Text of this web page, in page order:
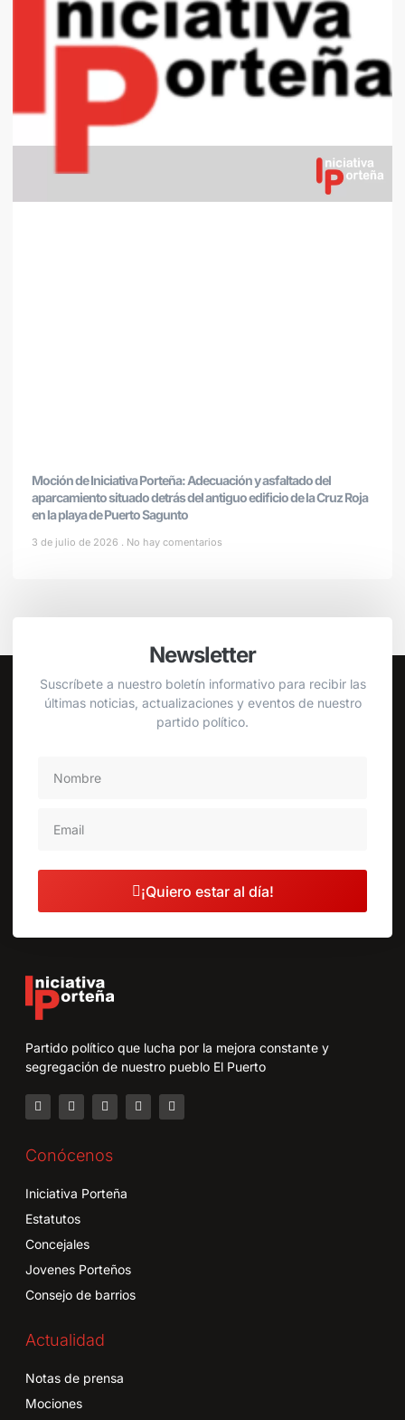
Moción de Iniciativa Porteña: Adecuación y asfaltado del
aparcamiento situado detrás del antiguo edificio de la Cruz Roja
en la playa de Puerto Sagunto
3 de julio de 2026 No hay comentarios
Newsletter
Suscríbete a nuestro boletín informativo para recibir las
últimas noticias, actualizaciones y eventos de nuestro
partido político.
¡Quiero estar al día!
Partido político que lucha por la mejora constante y
segregación de nuestro pueblo El Puerto
Conócenos
Iniciativa Porteña
Estatutos
Concejales
Jovenes Porteños
Consejo de barrios
Actualidad
Notas de prensa
Mociones